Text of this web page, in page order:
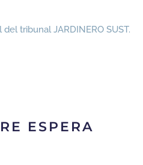
tribunal JARDINERO SUST.
ESPERA